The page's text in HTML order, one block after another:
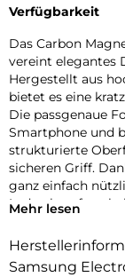
Verfügbarkeit
Das Carbon
vereint elegantes
Hergestellt aus
bietet es eine
Die passgenaue
Smartphone und
strukturierte
sicheren Griff.
ganz einfach
Laden komfortabel
Mehr lesen
Samsung